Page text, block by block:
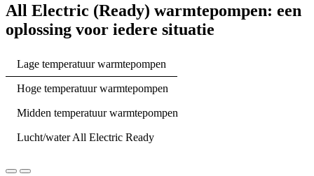
All Electric (Ready) warmtepompen: een
oplossing voor iedere situatie
Lage temperatuur warmtepompen
Hoge temperatuur warmtepompen
Midden temperatuur warmtepompen
Lucht/water All Electric Ready